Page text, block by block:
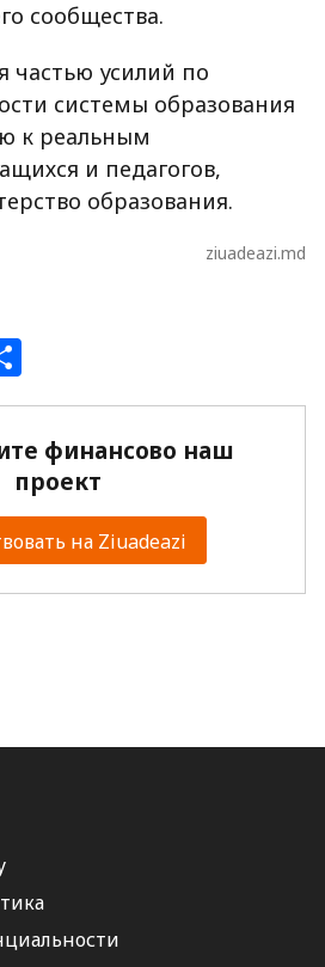
сообщества.
частью усилий по
системы образования
к реальным
и педагогов,
образования.
ziuadeazi.md
финансово наш
проект
на Ziuadeazi